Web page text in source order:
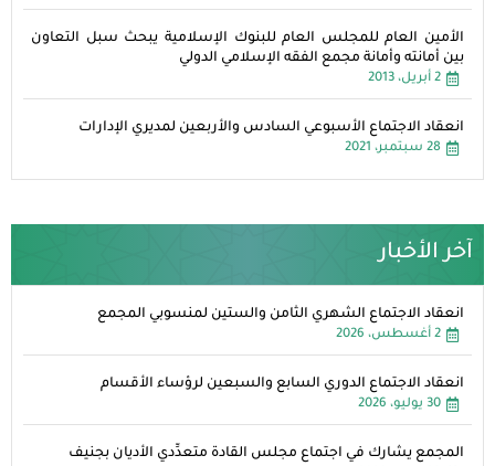
الأمين العام للمجلس العام للبنوك الإسلامية يبحث سبل التعاون
بين أمانته وأمانة مجمع الفقه الإسلامي الدولي
2 أبريل، 2013
انعقاد الاجتماع الأسبوعي السادس والأربعين لمديري الإدارات
28 سبتمبر، 2021
آخر الأخبار
انعقاد الاجتماع الشهري الثامن والستين لمنسوبي المجمع
2 أغسطس، 2026
انعقاد الاجتماع الدوري السابع والسبعين لرؤساء الأقسام
30 يوليو، 2026
المجمع يشارك في اجتماع مجلس القادة متعدِّدي الأديان بجنيف